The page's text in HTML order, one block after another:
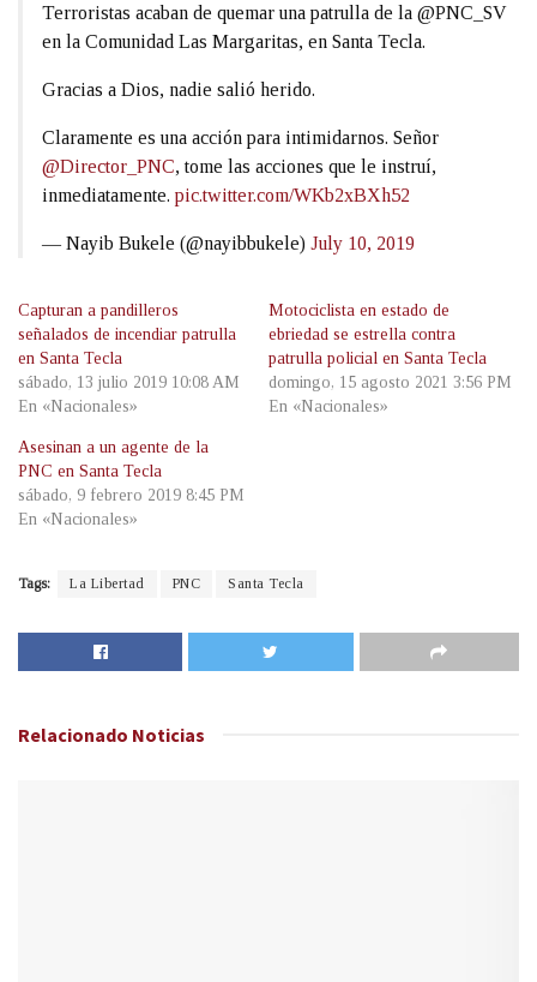
Terroristas acaban de quemar una patrulla de la @PNC_SV
en la Comunidad Las Margaritas, en Santa Tecla.
Gracias a Dios, nadie salió herido.
Claramente es una acción para intimidarnos. Señor
@Director_PNC, tome las acciones que le instruí,
inmediatamente. pic.twitter.com/WKb2xBXh52
— Nayib Bukele (@nayibbukele) July 10, 2019
Capturan a pandilleros
señalados de incendiar patrulla
en Santa Tecla
sábado, 13 julio 2019 10:08 AM
En «Nacionales»
Motociclista en estado de
ebriedad se estrella contra
patrulla policial en Santa Tecla
domingo, 15 agosto 2021 3:56 PM
En «Nacionales»
Asesinan a un agente de la
PNC en Santa Tecla
sábado, 9 febrero 2019 8:45 PM
En «Nacionales»
Tags: La Libertad PNC Santa Tecla
Relacionado Noticias